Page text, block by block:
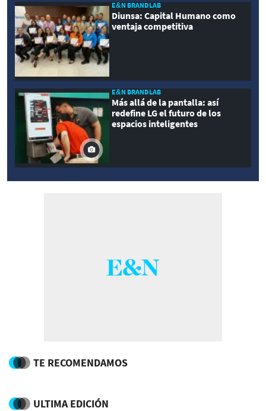
E&N BRANDLAB
Diunsa: Capital Humano como
ventaja competitiva
E&N BRANDLAB
Más allá de la pantalla: así
redefine LG el futuro de los
espacios inteligentes
TE RECOMENDAMOS
ULTIMA EDICIÓN